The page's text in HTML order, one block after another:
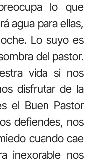
lo que
agua para ellas,
Lo suyo es
del pastor.
vida si nos
disfrutar de la
el Buen Pastor
defiendes, nos
cuando cae
inexorable nos